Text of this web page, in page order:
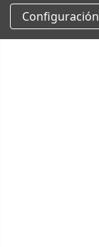
Configuración